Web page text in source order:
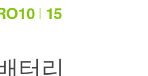
| 15
터리